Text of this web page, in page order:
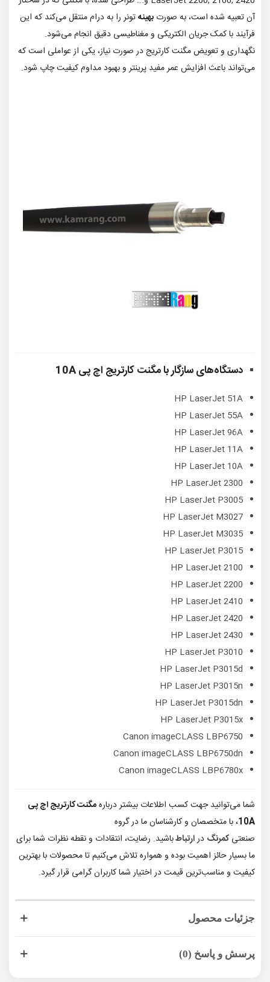
آن تعبیه شده است، به صورت بهینهتونر را به درام منتقل می‌کند که این
فرآیند با کمک جریان الکتریکی و مغناطیسی دقیق انجام می‌شود.
نگهداری و تعویض مگنت کارتریج در صورت نیاز، یکی از عواملی است که
می‌تواند باعث افزایش عمر مفید پرینتر و بهبود مداوم کیفیت چاپ شود.
دستگاه‌های سازگار بامگنت کارتریج اچ پی 10A
HP LaserJet 51A
HP LaserJet 55A
HP LaserJet 96A
HP LaserJet 11A
HP LaserJet 10A
HP LaserJet 2300
HP LaserJet P3005
HP LaserJet M3027
HP LaserJet M3035
HP LaserJet P3015
HP LaserJet 2100
HP LaserJet 2200
HP LaserJet 2410
HP LaserJet 2420
HP LaserJet 2430
HP LaserJet P3010
HP LaserJet P3015d
HP LaserJet P3015n
HP LaserJet P3015dn
HP LaserJet P3015x
Canon imageCLASS LBP6750
Canon imageCLASS LBP6750dn
Canon imageCLASS LBP6780x
شما می‌توانید جهت کسب اطلاعات بیشتر دربارهمگنت کارتریج اچ پی
10A، با متخصصان و کارشناسان ما در گروه
صنعتیکمرنگ درارتباطباشید. رضایت، انتقادات و نقطه نظرات شما برای
ما بسیار حائز اهمیت بوده و همواره تلاش می‌کنیم تا محصولات با بهترین
کیفیت و مناسب‌ترین قیمت در اختیار شما کاربران گرامی قرار گیرد.
جزئیات محصول
پرسش و پاسخ (0)